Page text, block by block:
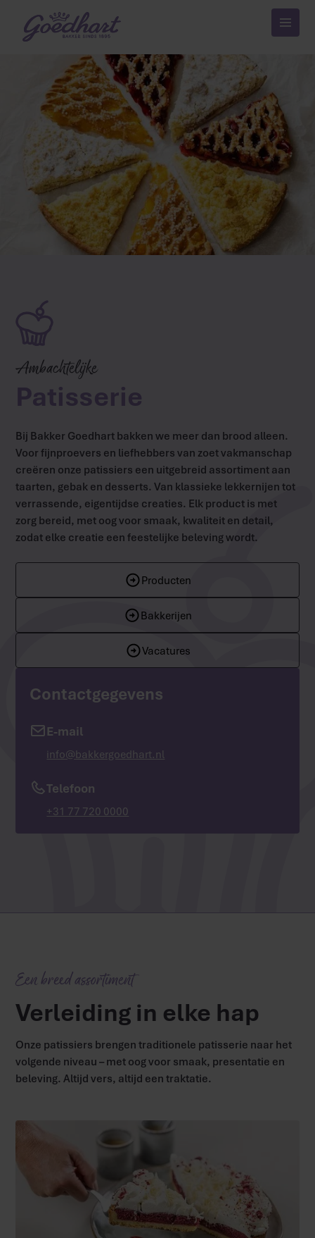
Ambachtelijke
Patisserie
Bij Bakker Goedhart bakken we meer dan brood alleen.
Voor fijnproevers en liefhebbers van zoet vakmanschap
creëren onze patissiers een uitgebreid assortiment aan
taarten, gebak en desserts. Van klassieke lekkernijen tot
verrassende, eigentijdse creaties. Elk product is met
zorg bereid, met oog voor smaak, kwaliteit en detail,
zodat elke creatie een feestelijke beleving wordt.
Producten
Bakkerijen
Vacatures
Contactgegevens
E-mail
info@bakkergoedhart.nl
Telefoon
+31 77 720 0000
Een breed assortiment
Verleiding in elke hap
Onze patissiers brengen traditionele patisserie naar het
volgende niveau – met oog voor smaak, presentatie en
beleving. Altijd vers, altijd een traktatie.